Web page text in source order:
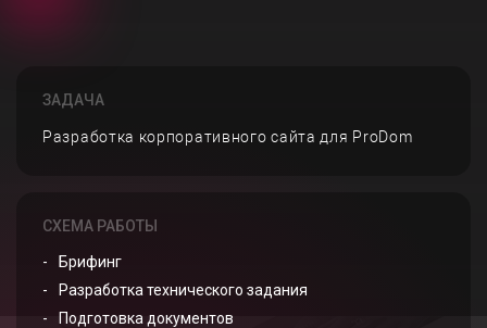
ЗАДАЧА
Разработка корпоративного сайта для ProDom
СХЕМА РАБОТЫ
Брифинг
Разработка технического задания
Подготовка документов